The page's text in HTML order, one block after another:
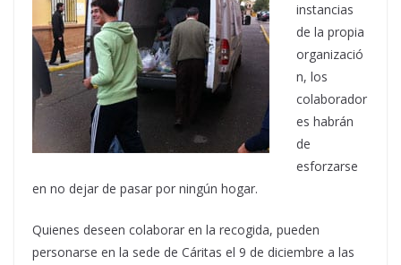
instancias
de la propia
organizació
n, los
colaborador
es habrán
de
esforzarse
en no dejar de pasar por ningún hogar.
Quienes deseen colaborar en la recogida, pueden
personarse en la sede de Cáritas el 9 de diciembre a las